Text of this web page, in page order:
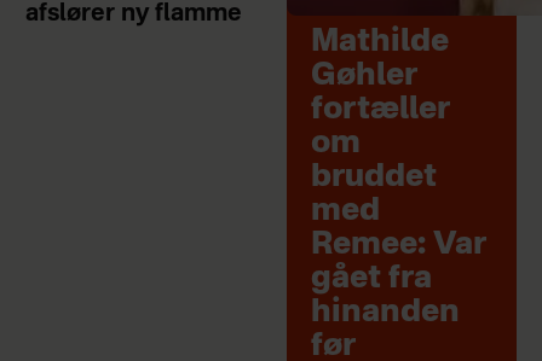
afslører ny flamme
Mathilde
Gøhler
fortæller
om
bruddet
med
Remee: Var
gået fra
hinanden
før